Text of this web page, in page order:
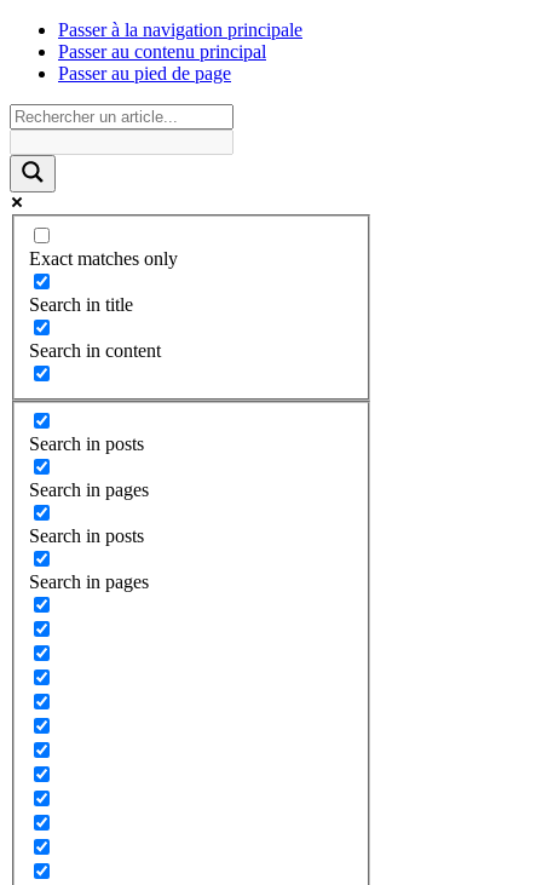
Passer à la navigation principale
Passer au contenu principal
Passer au pied de page
Exact matches only
Search in title
Search in content
Search in posts
Search in pages
Search in posts
Search in pages